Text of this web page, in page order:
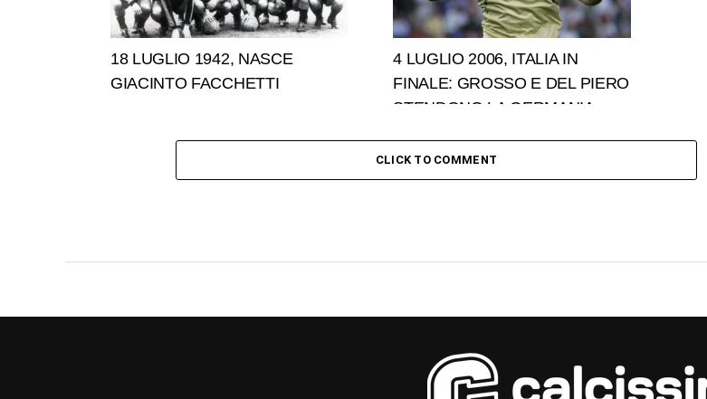
18 LUGLIO 1942, NASCE
GIACINTO FACCHETTI
4 LUGLIO 2006, ITALIA IN
FINALE: GROSSO E DEL PIERO
STENDONO LA GERMANIA
CLICK TO COMMENT